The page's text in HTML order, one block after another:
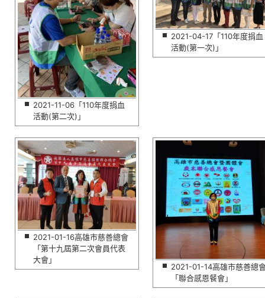
2021-11-06「110年度捐血
活動(第二次)」
2021-04-17「110年度捐血
活動(第一次)」
2021-01-16高雄市慈善總會
「第十九屆第二次會員代表
大會」
2021-01-14高雄市慈善總
「聯合感恩餐會」